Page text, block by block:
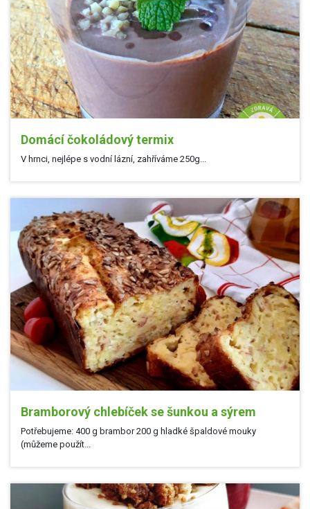
Domácí čokoládový termix
V hrnci, nejlépe s vodní lázní, zahříváme 250g...
Bramborový chlebíček se šunkou a sýrem
Potřebujeme: 400 g brambor 200 g hladké špaldové mouky
(můžeme použít...